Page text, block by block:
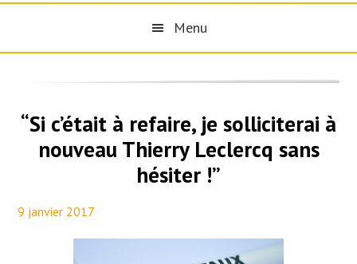
Menu
“Si c’était à refaire, je solliciterai à
nouveau Thierry Leclercq sans
hésiter !”
9 janvier 2017